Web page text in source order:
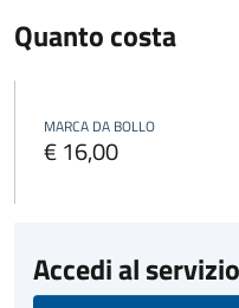
Quanto costa
MARCA DA BOLLO
€ 16,00
Accedi al servizio